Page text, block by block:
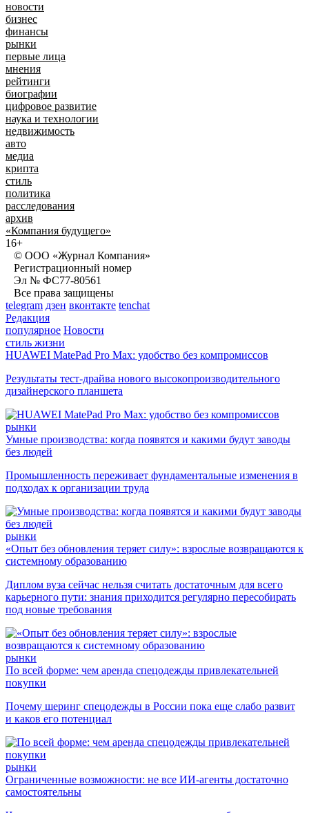
новости
бизнес
финансы
рынки
первые лица
мнения
рейтинги
биографии
цифровое развитие
наука и технологии
недвижимость
авто
медиа
крипта
стиль
политика
расследования
архив
«Компания будущего»
16+
© ООО «Журнал Компания»
Регистрационный номер
Эл № ФС77-80561
Все права защищены
telegram дзен вконтакте tenchat
Редакция
популярное Новости
стиль жизни
HUAWEI MatePad Pro Max: удобство без компромиссов
Результаты тест-драйва нового высокопроизводительного
дизайнерского планшета
рынки
Умные производства: когда появятся и какими будут заводы
без людей
Промышленность переживает фундаментальные изменения в
подходах к организации труда
рынки
«Опыт без обновления теряет силу»: взрослые возвращаются к
системному образованию
Диплом вуза сейчас нельзя считать достаточным для всего
карьерного пути: знания приходится регулярно пересобирать
под новые требования
рынки
По всей форме: чем аренда спецодежды привлекательней
покупки
Почему шеринг спецодежды в России пока еще слабо развит
и каков его потенциал
рынки
Ограниченные возможности: не все ИИ-агенты достаточно
самостоятельны